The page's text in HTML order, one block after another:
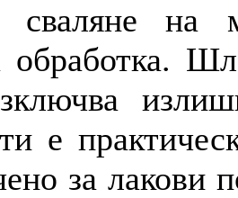
сваляне на
е
за лакови